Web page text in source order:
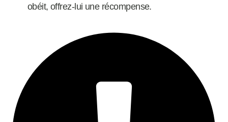
obéit, offrez-lui une récompense.